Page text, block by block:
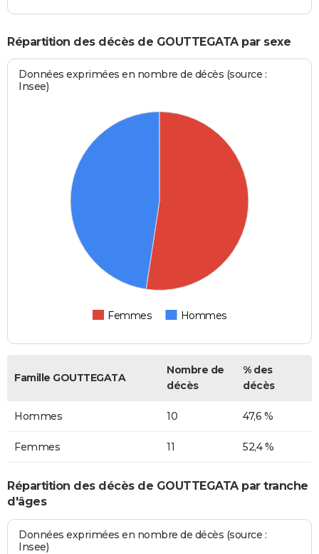
Répartition des décès de GOUTTEGATA par sexe
Données exprimées en nombre de décès (source :
Insee)
Femmes Hommes
Famille GOUTTEGATA
Nombre de
décès
% des
décès
Hommes 10 47,6 %
Femmes 11 52,4 %
Répartition des décès de GOUTTEGATA par tranche
d'âges
Données exprimées en nombre de décès (source :
Insee)